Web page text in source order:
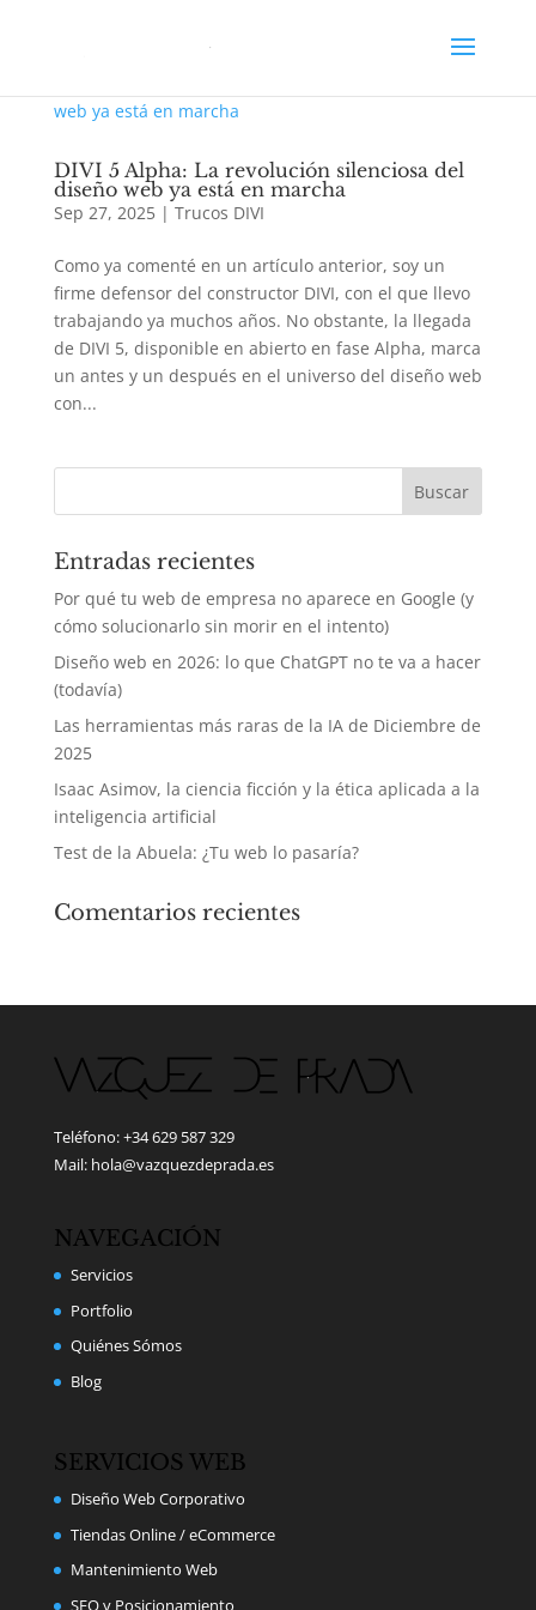
DIVI 5 Alpha: La revolución silenciosa del
diseño web ya está en marcha
Sep 27, 2025| Trucos DIVI
Como ya comenté en un artículo anterior, soy un
firme defensor del constructor DIVI, con el que llevo
trabajando ya muchos años. No obstante, la llegada
de DIVI 5, disponible en abierto en fase Alpha, marca
un antes y un después en el universo del diseño web
con...
Entradas recientes
Por qué tu web de empresa no aparece en Google (y
cómo solucionarlo sin morir en el intento)
Diseño web en 2026: lo que ChatGPT no te va a hacer
(todavía)
Las herramientas más raras de la IA de Diciembre de
2025
Isaac Asimov, la ciencia ficción y la ética aplicada a la
inteligencia artificial
Test de la Abuela: ¿Tu web lo pasaría?
Comentarios recientes
Teléfono: +34 629 587 329
Mail: hola@vazquezdeprada.es
NAVEGACIÓN
Servicios
Portfolio
Quiénes Sómos
Blog
SERVICIOS WEB
Diseño Web Corporativo
Tiendas Online / eCommerce
Mantenimiento Web
SEO y Posicionamiento